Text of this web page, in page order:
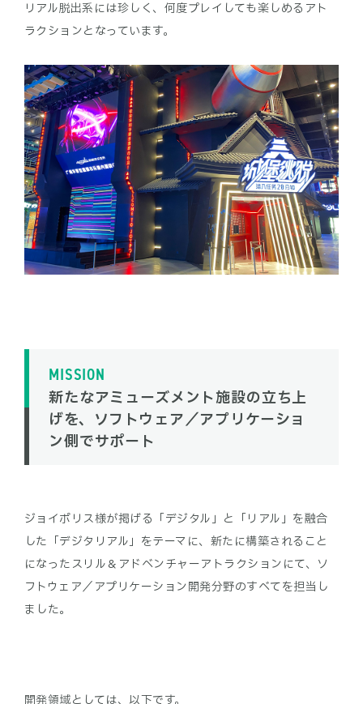
リアル脱出系には珍しく、何度プレイしても楽しめるアト
ラクションとなっています。
MISSION
新たなアミューズメント施設の立ち上
げを、ソフトウェア／アプリケーショ
ン側でサポート
ジョイポリス様が掲げる「デジタル」と「リアル」を融合
した「デジタリアル」をテーマに、新たに構築されること
になったスリル＆アドベンチャーアトラクションにて、ソ
フトウェア／アプリケーション開発分野のすべてを担当し
ました。
開発領域としては、以下です。